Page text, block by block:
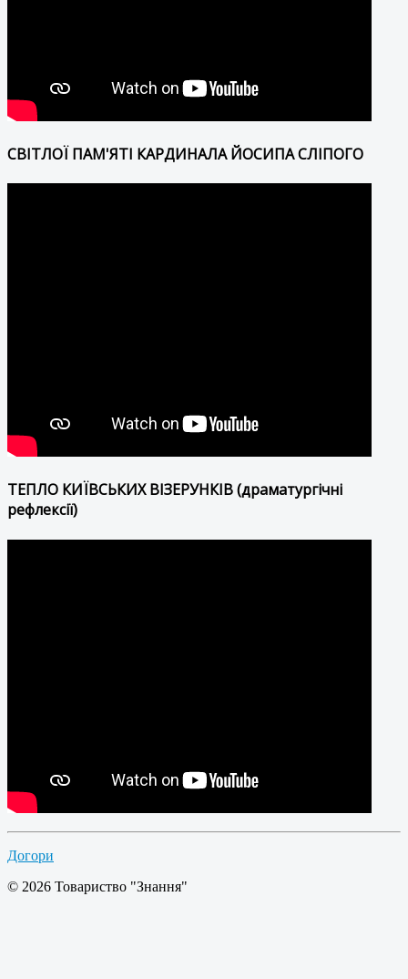
СВІТЛОЇ ПАМ'ЯТІ КАРДИНАЛА ЙОСИПА СЛІПОГО
ТЕПЛО КИЇВСЬКИХ ВІЗЕРУНКІВ (драматургічні
рефлексії)
Догори
© 2026 Товариство "Знання"